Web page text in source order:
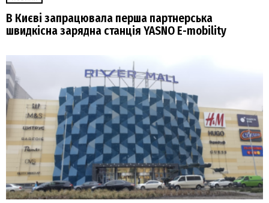
В Києві запрацювала перша партнерська
швидкісна зарядна станція YASNO E-mobility